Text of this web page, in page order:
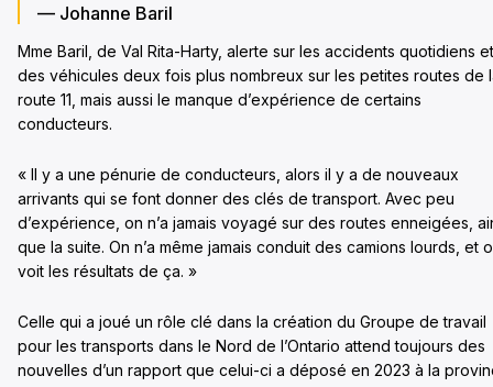
— Johanne Baril
Mme Baril, de Val Rita-Harty, alerte sur les accidents quotidiens et
des véhicules deux fois plus nombreux sur les petites routes de
route 11, mais aussi le manque d’expérience de certains
conducteurs.
« Il y a une pénurie de conducteurs, alors il y a de nouveaux
arrivants qui se font donner des clés de transport. Avec peu
d’expérience, on n’a jamais voyagé sur des routes enneigées,
que la suite. On n’a même jamais conduit des camions lourds, et
voit les résultats de ça. »
Celle qui a joué un rôle clé dans la création du Groupe de travail
pour les transports dans le Nord de l’Ontario attend toujours des
nouvelles d’un rapport que celui-ci a déposé en 2023 à la